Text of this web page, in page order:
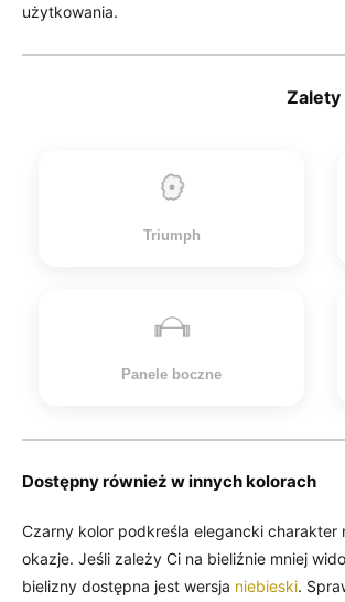
użytkowania.
Zalety
Triumph
Panele boczne
Dostępny również w innych kolorach
Czarny kolor podkreśla elegancki
okazje. Jeśli zależy Ci na bieliźnie mniej
bielizny dostępna jest wersja niebieski.